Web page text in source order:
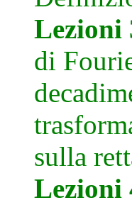
Lezioni
di
sulla
Lezioni